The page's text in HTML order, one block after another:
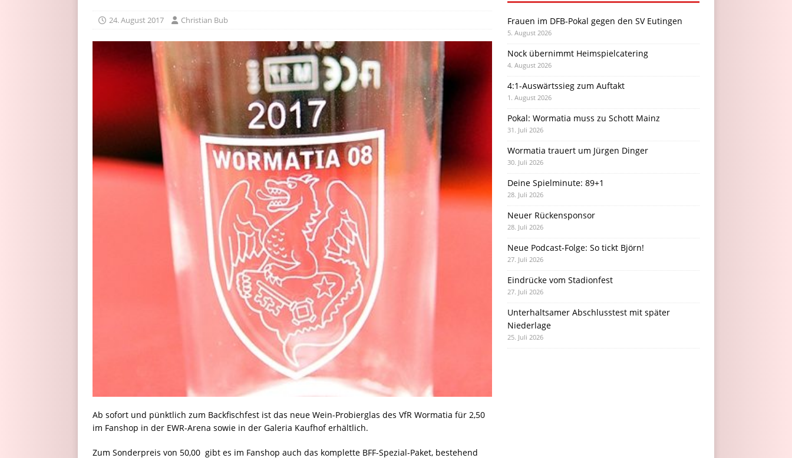
24. August 2017 Christian Bub
Ab sofort und pünktlich zum Backfischfest ist das neue Wein-Probierglas des VfR Wormatia für 2,50 
im Fanshop in der EWR-Arena sowie in der Galeria Kaufhof erhältlich.
Zum Sonderpreis von 50,00  gibt es im Fanshop auch das komplette BFF-Spezial-Paket, bestehend
Frauen im DFB-Pokal gegen den SV Eutingen
5. August 2026
Nock übernimmt Heimspielcatering
4. August 2026
4:1-Auswärtssieg zum Auftakt
1. August 2026
Pokal: Wormatia muss zu Schott Mainz
31. Juli 2026
Wormatia trauert um Jürgen Dinger
30. Juli 2026
Deine Spielminute: 89+1
28. Juli 2026
Neuer Rückensponsor
28. Juli 2026
Neue Podcast-Folge: So tickt Björn!
27. Juli 2026
Eindrücke vom Stadionfest
27. Juli 2026
Unterhaltsamer Abschlusstest mit später
Niederlage
25. Juli 2026